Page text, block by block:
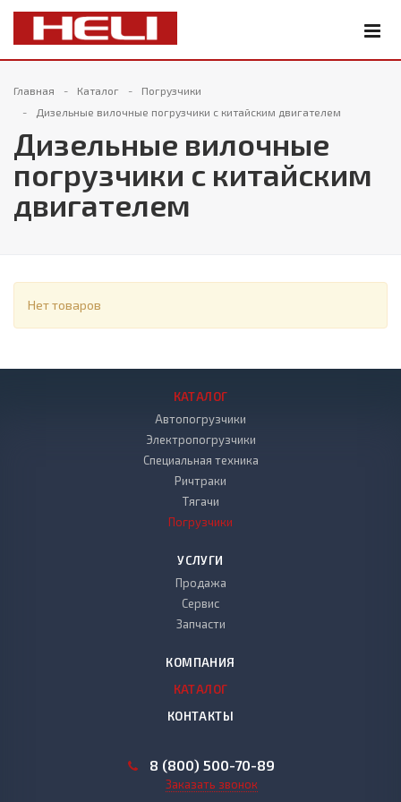
Главная Каталог
Погрузчики
Дизельные вилочные погрузчики с китайским двигателем
Дизельные вилочные
погрузчики с китайским
двигателем
Нет товаров
КАТАЛОГ
Автопогрузчики
Электропогрузчики
Специальная техника
Ричтраки
Тягачи
Погрузчики
УСЛУГИ
Продажа
Сервис
Запчасти
КОМПАНИЯ
КАТАЛОГ
КОНТАКТЫ
8 (800) 500-70-89
Заказать звонок